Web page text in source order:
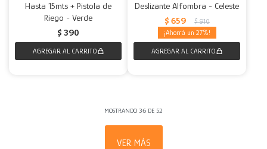
Hasta 15mts + Pistola de
Riego - Verde
$ 390
Deslizante Alfombra - Celeste
$ 659 $ 910
27
MOSTRANDO 36 DE 52
VER MÁS